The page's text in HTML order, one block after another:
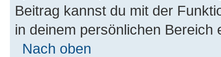
Beitrag kannst du mit der
in deinem persönlichen Bereich
Nach oben